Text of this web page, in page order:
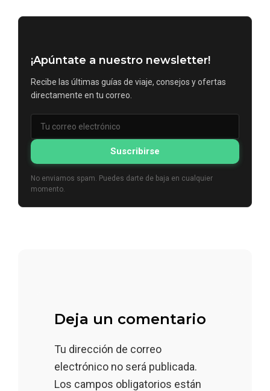
¡Apúntate a nuestro newsletter!
Recibe las últimas guías de viaje, consejos y ofertas
directamente en tu correo.
Suscribirse
No enviamos spam. Puedes darte de baja en cualquier
momento.
Deja un comentario
Tu dirección de correo
electrónico no será publicada.
Los campos obligatorios están